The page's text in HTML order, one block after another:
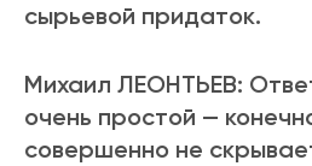
сырьевой придаток.
Михаил ЛЕОНТЬЕВ:
очень простой —
совершенно не